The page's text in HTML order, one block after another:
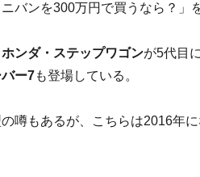
バンを300万円で買うなら？」
ホンダ・ステップワゴンが5代目
ー7も登場している。
噂もあるが、こちらは2016年